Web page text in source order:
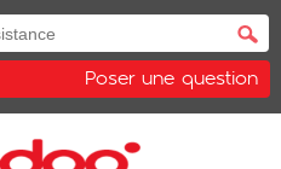
Poser une question